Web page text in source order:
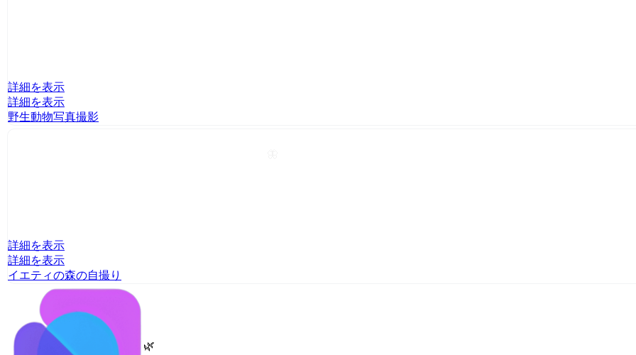
🌿
詳細を表示
詳細を表示
野生動物写真撮影
詳細を表示
詳細を表示
イエティの森の自撮り